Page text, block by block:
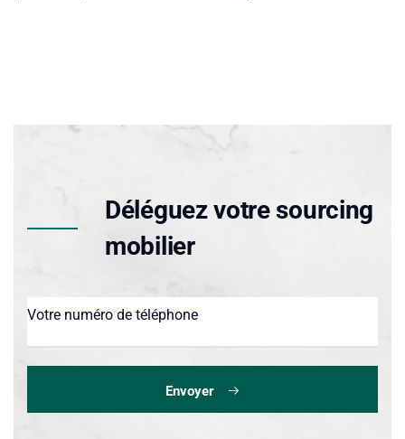
Déléguez votre sourcing
mobilier
Envoyer